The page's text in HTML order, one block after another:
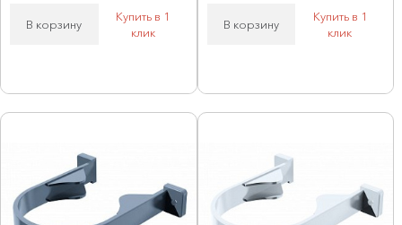
В корзину
Купить в 1
клик
В корзину
Купить в 1
клик